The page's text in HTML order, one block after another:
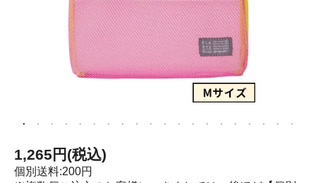
1,265円(税込)
個別送料:200円